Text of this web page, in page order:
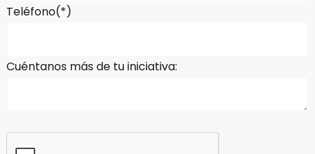
Teléfono(*)
Cuéntanos más de tu iniciativa: